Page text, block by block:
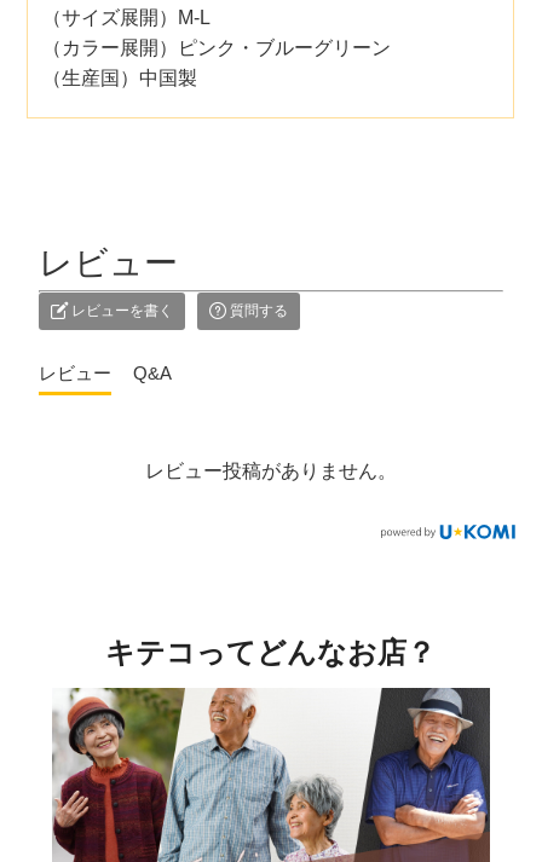
（サイズ展開）M-L
（カラー展開）ピンク・ブルーグリーン
（生産国）中国製
レビュー
レビューを書く 質問する
レビュー Q&A
レビュー投稿がありません。
キテコってどんなお店？